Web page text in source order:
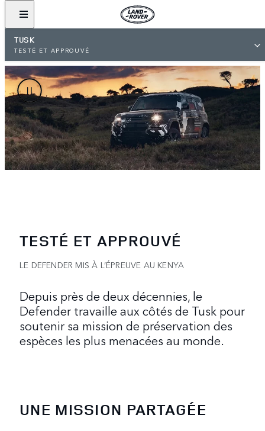
TUSK
TESTÉ ET APPROUVÉ
TESTÉ ET APPROUVÉ
LE DEFENDER MIS À L’ÉPREUVE AU KENYA
Depuis près de deux décennies, le
Defender travaille aux côtés de Tusk pour
soutenir sa mission de préservation des
espèces les plus menacées au monde.
UNE MISSION PARTAGÉE